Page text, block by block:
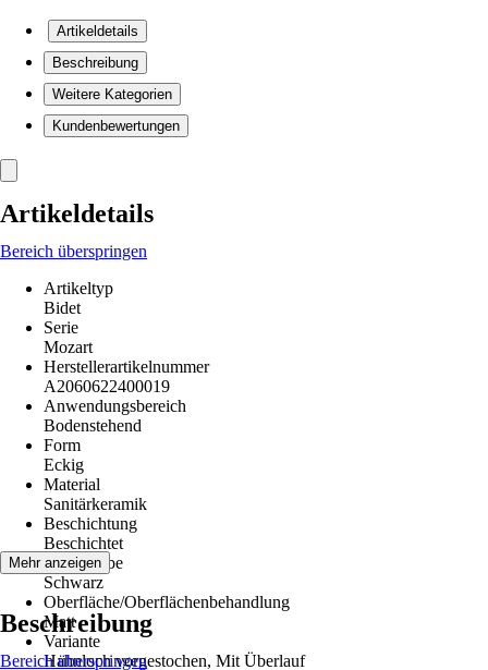
Artikeldetails
Beschreibung
Weitere Kategorien
Kundenbewertungen
Artikeldetails
Bereich überspringen
Artikeltyp
Bidet
Serie
Mozart
Herstellerartikelnummer
A2060622400019
Anwendungsbereich
Bodenstehend
Form
Eckig
Material
Sanitärkeramik
Beschichtung
Beschichtet
Grundfarbe
Schwarz
Oberfläche/Oberflächenbehandlung
Matt
Variante
Hahnloch vorgestochen, Mit Überlauf
Mehr anzeigen
Beschreibung
Bereich überspringen